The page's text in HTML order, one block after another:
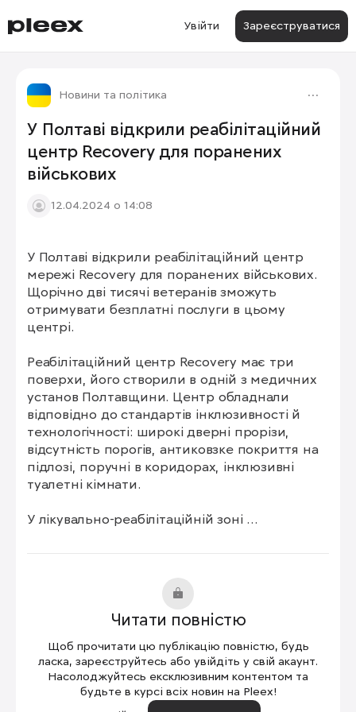
Увійти Зареєструватися
Новини та політика
У Полтаві відкрили реабілітаційний
центр Recovery для поранених
військових
12.04.2024 о 14:08
1/3
У Полтаві відкрили реабілітаційний центр
мережі Recovery для поранених військових.
Щорічно дві тисячі ветеранів зможуть
отримувати безплатні послуги в цьому
центрі.
Реабілітаційний центр Recovery має три
поверхи, його створили в одній з медичних
установ Полтавщини. Центр обладнали
відповідно до стандартів інклюзивності й
технологічності: широкі дверні прорізи,
відсутність порогів, антиковзке покриття на
підлозі, поручні в коридорах, інклюзивні
туалетні кімнати.
У лікувально-реабілітаційній зоні
кабінети ерготерапії, психолога, асистивних
лазерної терапії, фізіотерапевта,
ординаторська, інклюзивні санітарні кімнати
та службові приміщення.
У палатному відділенні центру зможуть
Читати повністю
Щоб прочитати цю публікацію повністю, будь
ласка, зареєструйтесь або увійдіть у свій акаунт.
Насолоджуйтесь ексклюзивним контентом та
будьте в курсі всіх новин на Pleex!